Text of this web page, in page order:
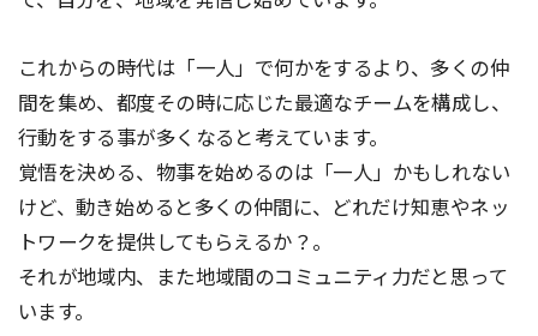
これからの時代は「一人」で何かをするより、多くの仲
間を集め、都度その時に応じた最適なチームを構成し、
行動をする事が多くなると考えています。
覚悟を決める、物事を始めるのは「一人」かもしれない
けど、動き始めると多くの仲間に、どれだけ知恵やネッ
トワークを提供してもらえるか？。
それが地域内、また地域間のコミュニティ力だと思って
います。